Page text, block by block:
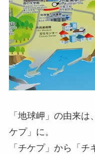
「地球岬」の由来
ケプ」に。
「チケプ」から「